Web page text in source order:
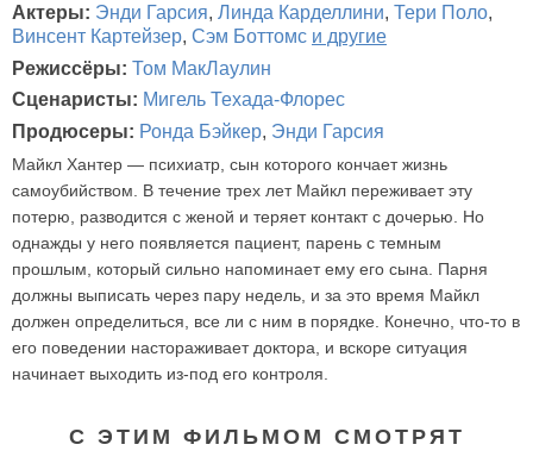
Актеры: Энди Гарсия, Линда Карделлини, Тери Поло,
Винсент Картейзер, Сэм Боттомс и другие
Режиссёры: Том МакЛаулин
Сценаристы: Мигель Техада-Флорес
Продюсеры: Ронда Бэйкер, Энди Гарсия
Майкл Хантер — психиатр, сын которого кончает жизнь
самоубийством. В течение трех лет Майкл переживает эту
потерю, разводится с женой и теряет контакт с дочерью. Но
однажды у него появляется пациент, парень с темным
прошлым, который сильно напоминает ему его сына. Парня
должны выписать через пару недель, и за это время Майкл
должен определиться, все ли с ним в порядке. Конечно, что-то в
его поведении настораживает доктора, и вскоре ситуация
начинает выходить из-под его контроля.
С ЭТИМ ФИЛЬМОМ СМОТРЯТ